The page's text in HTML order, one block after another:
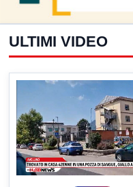
CRONACA
Trovato in casa 42enne
pozza di sangue, giallo
Ritrovato senza vita il corpo
in un...